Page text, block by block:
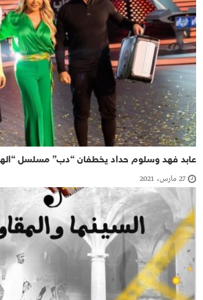
عابد فهد وسلوم حداد يخطفان “دب” مسلسل
27 مارس، 2021